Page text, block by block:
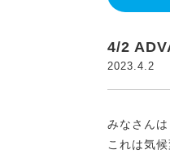
4/2
2023.4.2
みなさん
これは気